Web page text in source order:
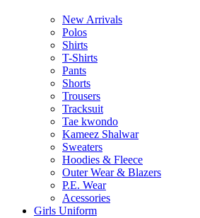
New Arrivals
Polos
Shirts
T-Shirts
Pants
Shorts
Trousers
Tracksuit
Tae kwondo
Kameez Shalwar
Sweaters
Hoodies & Fleece
Outer Wear & Blazers
P.E. Wear
Acessories
Girls Uniform